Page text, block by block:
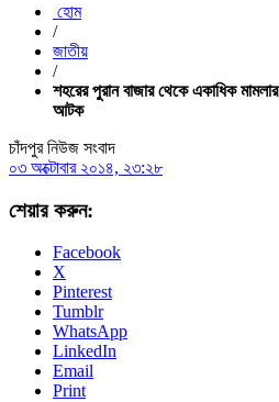
হোম
/
জাতীয়
/
শহরের পুরান বাজার থেকে একাধিক
আটক
চাঁদপুর নিউজ সংবাদ
০৩ অক্টোবার ২০১৪, ২৩:২৮
শেয়ার করুন:
Facebook
X
Pinterest
Tumblr
WhatsApp
LinkedIn
Email
Print